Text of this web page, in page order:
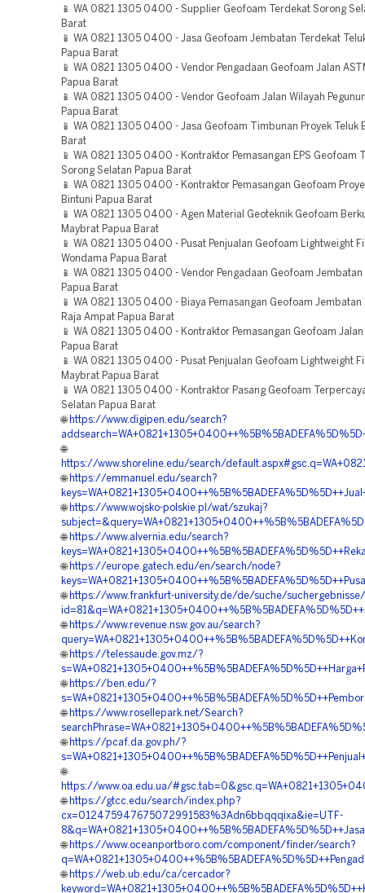
📱 WA 0821 1305 0400 - Supplier Geofoam Terdekat Sorong
Barat
📱 WA 0821 1305 0400 - Jasa Geofoam Jembatan Terdekat
Papua Barat
📱 WA 0821 1305 0400 - Vendor Pengadaan Geofoam Jalan
Papua Barat
📱 WA 0821 1305 0400 - Vendor Geofoam Jalan Wilayah
Papua Barat
📱 WA 0821 1305 0400 - Jasa Geofoam Timbunan Proyek Teluk
Barat
📱 WA 0821 1305 0400 - Kontraktor Pemasangan EPS Geofoam
Sorong Selatan Papua Barat
📱 WA 0821 1305 0400 - Kontraktor Pemasangan Geofoam
Bintuni Papua Barat
📱 WA 0821 1305 0400 - Agen Material Geoteknik Geofoam
Maybrat Papua Barat
📱 WA 0821 1305 0400 - Pusat Penjualan Geofoam Lightweight
Wondama Papua Barat
📱 WA 0821 1305 0400 - Vendor Pengadaan Geofoam
Papua Barat
📱 WA 0821 1305 0400 - Biaya Pemasangan Geofoam Jembatan
Raja Ampat Papua Barat
📱 WA 0821 1305 0400 - Kontraktor Pemasangan Geofoam
Papua Barat
📱 WA 0821 1305 0400 - Pusat Penjualan Geofoam Lightweight
Maybrat Papua Barat
📱 WA 0821 1305 0400 - Kontraktor Pasang Geofoam
Selatan Papua Barat
🌐 https://www.digipen.edu/search?
🌐
https://www.shoreline.edu/search/
🌐 https://emmanuel.edu/search?
🌐 https://www.wojsko-polskie.pl/wat/szukaj?
🌐 https://www.alvernia.edu/search?
🌐 https://europe.gatech.edu/en/search/node?
🌐 https://www.frankfurt-university.de/de/suche/
🌐 https://www.revenue.nsw.gov.au/search?
🌐 https://telessaude.gov.mz/?
🌐 https://ben.edu/?
🌐 https://www.rosellepark.net/Search?
🌐 https://pcaf.da.gov.ph/?
🌐
https://www.oa.edu.ua/
🌐 https://gtcc.edu/search/index.php?
cx=012475947675072991583%3Adn6bbqqqixa&ie=UTF-
🌐 https://www.oceanportboro.com/component/finder/search?
🌐 https://web.ub.edu/ca/cercador?